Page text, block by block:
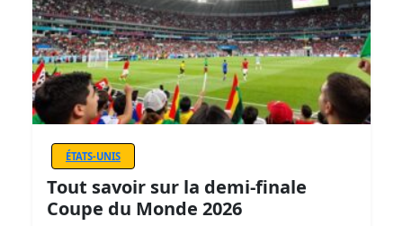
ÉTATS-UNIS
Tout savoir sur la demi-finale
Coupe du Monde 2026